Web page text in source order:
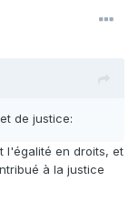
de justice:
l'égalité en droits, et
à la justice